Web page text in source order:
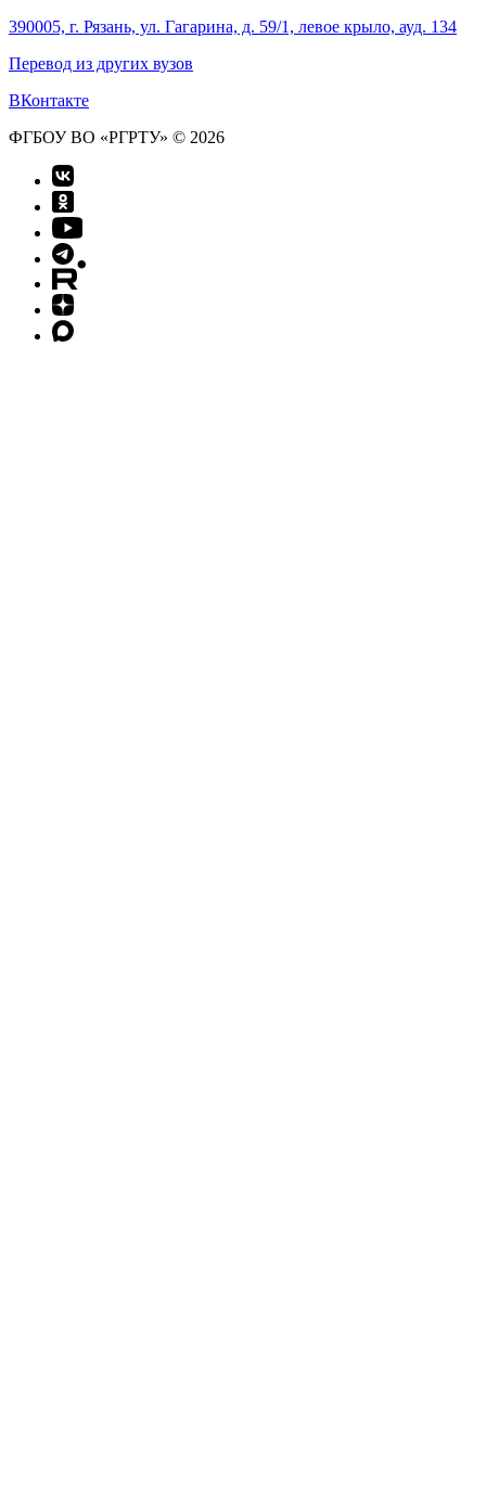
390005, г. Рязань, ул. Гагарина, д. 59/1, левое крыло, ауд. 134
Перевод из других вузов
ВКонтакте
ФГБОУ ВО «РГРТУ» © 2026